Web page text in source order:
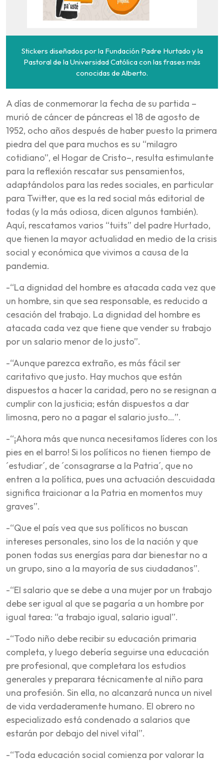
Stickers diseñados por la Fundación Padre Hurtado y la
Pastoral de la Universidad Católica con las frases más
conocidas de Alberto.
A días de conmemorar la fecha de su partida –
murió de cáncer de páncreas el 18 de agosto de
1952, ocho años después de haber puesto la primera
piedra del que para muchos es su “milagro
cotidiano”, el Hogar de Cristo–, resulta estimulante
para la reflexión rescatar sus pensamientos,
adaptándolos para las redes sociales, en particular
para Twitter, que es la red social más editorial de
todas (y la más odiosa, dicen algunos también).
Aquí, rescatamos varios “tuits” del padre Hurtado,
que tienen la mayor actualidad en medio de la crisis
social y económica que vivimos a causa de la
pandemia.
-“La dignidad del hombre es atacada cada vez que
un hombre, sin que sea responsable, es reducido a
cesación del trabajo. La dignidad del hombre es
atacada cada vez que tiene que vender su trabajo
por un salario menor de lo justo”.
-“Aunque parezca extraño, es más fácil ser
caritativo que justo. Hay muchos que están
dispuestos a hacer la caridad, pero no se resignan a
cumplir con la justicia; están dispuestos a dar
limosna, pero no a pagar el salario justo…”.
-“¡Ahora más que nunca necesitamos líderes con los
pies en el barro! Si los políticos no tienen tiempo de
´estudiar´, de ´consagrarse a la Patria´, que no
entren a la política, pues una actuación descuidada
significa traicionar a la Patria en momentos muy
graves”.
-“Que el país vea que sus políticos no buscan
intereses personales, sino los de la nación y que
ponen todas sus energías para dar bienestar no a
un grupo, sino a la mayoría de sus ciudadanos”.
-“El salario que se debe a una mujer por un trabajo
debe ser igual al que se pagaría a un hombre por
igual tarea: “a trabajo igual, salario igual”.
-“Todo niño debe recibir su educación primaria
completa, y luego debería seguirse una educación
pre profesional, que completara los estudios
generales y preparara técnicamente al niño para
una profesión. Sin ella, no alcanzará nunca un nivel
de vida verdaderamente humano. El obrero no
especializado está condenado a salarios que
estarán por debajo del nivel vital”.
-“Toda educación social comienza por valorar la